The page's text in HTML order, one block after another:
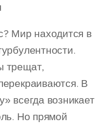
Мир находится в
трещат,
В
всегда возникает
Но прямой